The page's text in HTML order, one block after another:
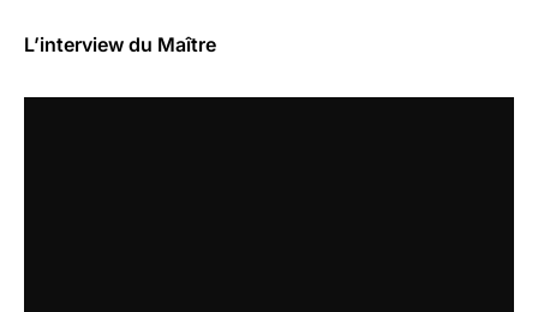
L’interview du Maître